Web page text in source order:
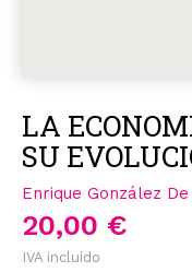
LA
SU
Enrique González
20,00 €
IVA incluido